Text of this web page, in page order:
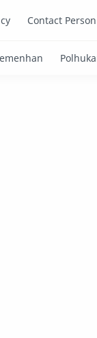
Contact Person